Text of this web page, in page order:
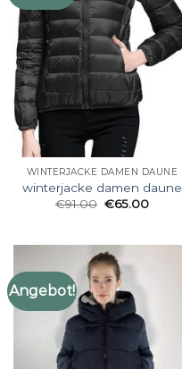
WINTERJACKE DAMEN DAUNE
winterjacke damen daune
€91.00 €65.00
Angebot!